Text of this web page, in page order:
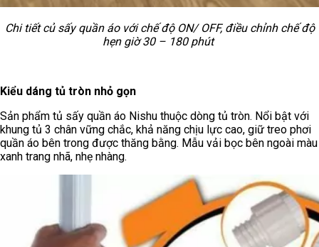
Chi tiết củ sấy quần áo với chế độ ON/ OFF, điều chỉnh chế độ
hẹn giờ 30 – 180 phút
Kiểu dáng tủ tròn nhỏ gọn
Sản phẩm tủ sấy quần áo Nishu thuộc dòng tủ tròn. Nổi bật với
khung tủ 3 chân vững chắc, khả năng chịu lực cao, giữ treo phơi
quần áo bên trong được thăng bằng. Mẫu vải bọc bên ngoài màu
xanh trang nhã, nhẹ nhàng.